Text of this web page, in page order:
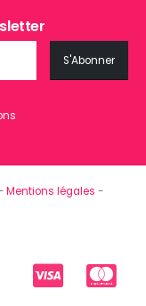
Mentions légales -